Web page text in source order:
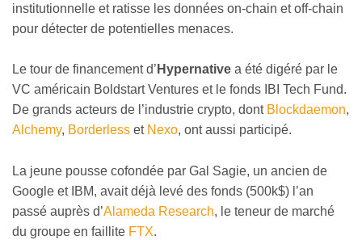
institutionnelle et ratisse les données on-chain et off-chain
pour détecter de potentielles menaces.
Le tour de financement d’ Hypernative a été digéré par le
VC américain Boldstart Ventures et le fonds IBI Tech Fund.
De grands acteurs de l’industrie crypto, dont Blockdaemon,
Alchemy, Borderless et Nexo, ont aussi participé.
La jeune pousse cofondée par Gal Sagie, un ancien de
Google et IBM, avait déjà levé des fonds (500k$) l’an
passé auprès d’Alameda Research, le teneur de marché
du groupe en faillite FTX.